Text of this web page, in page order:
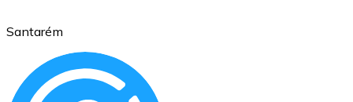
Santarém